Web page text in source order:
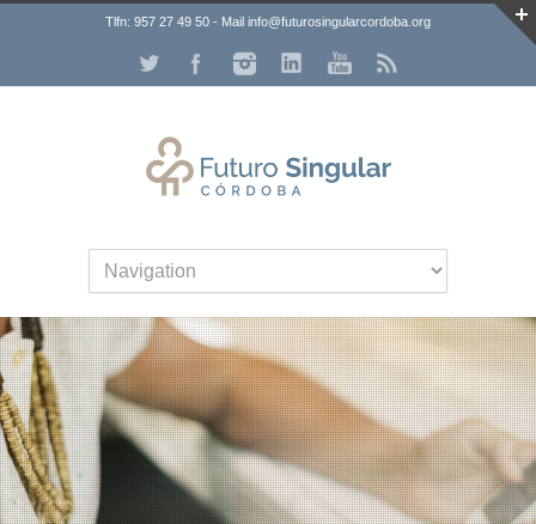
Tlfn: 957 27 49 50 - Mail info@futurosingularcordoba.org